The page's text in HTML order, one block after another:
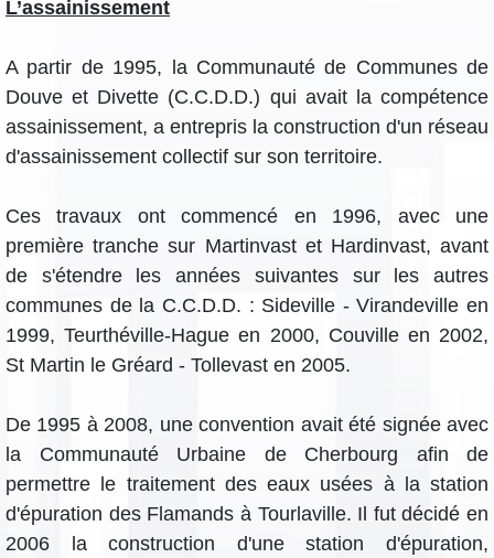
L’assainissement
A partir de 1995, la Communauté de Communes de
Douve et Divette (C.C.D.D.) qui avait la compétence
assainissement, a entrepris la construction d'un réseau
d'assainissement collectif sur son territoire.
Ces travaux ont commencé en 1996, avec une
première tranche sur Martinvast et Hardinvast, avant
de s'étendre les années suivantes sur les autres
communes de la C.C.D.D. : Sideville - Virandeville en
1999, Teurthéville-Hague en 2000, Couville en 2002,
St Martin le Gréard - Tollevast en 2005.
De 1995 à 2008, une convention avait été signée avec
la Communauté Urbaine de Cherbourg afin de
permettre le traitement des eaux usées à la station
d'épuration des Flamands à Tourlaville. Il fut décidé en
2006 la construction d'une station d'épuration,